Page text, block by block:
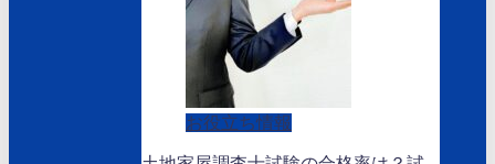
お役立ち情報